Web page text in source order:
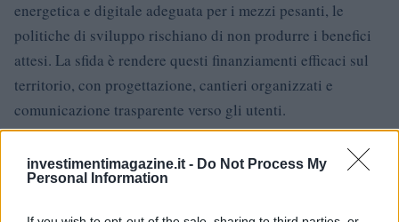
investimentimagazine.it - Do Not Process My
Personal Information
energetica e digitale adeguata per i mezzi pesanti, le
politiche di sviluppo rischiano di non produrre i benefici
attesi. La sfida è rendere questi finanziamenti efficaci sul
territorio, con progettazione, cantieri organizzati e
comunicazione trasparente verso gli utenti.
AUTORE